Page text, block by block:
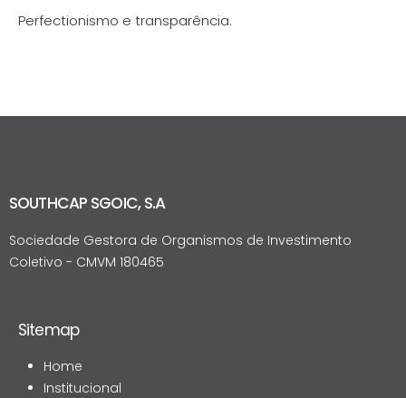
Perfectionismo e transparência.
SOUTHCAP SGOIC, S.A
Sociedade Gestora de Organismos de Investimento
Coletivo - CMVM 180465
Sitemap
Home
Institucional